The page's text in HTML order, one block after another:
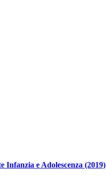
e Adolescenza (2019)